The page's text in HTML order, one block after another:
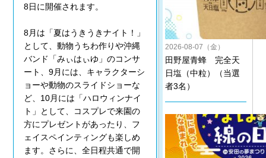
8日に開催されます。
8月は「夏はうきうきナイト！」
として、動物うちわ作りや沖縄
バンド「みぃはぃゆ」のコンサ
ート、9月には、キャラクターシ
ョーや動物のスライドショーな
ど、10月には「ハロウィンナイ
ト」として、コスプレで来園の
方にプレゼントがあったり、フ
ェイスペインティングも楽しめ
ます。さらに、全日程共通で開
2026-08-07（金）
田野屋青蜂 完全天
日塩（中粒）（当選
者3名）